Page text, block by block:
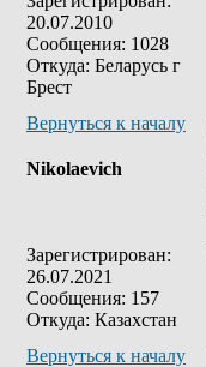
20.07.2010
Сообщения: 1028
Откуда: Беларусь г
Брест
Вернуться к началу
Nikolaevich
Зарегистрирован:
26.07.2021
Сообщения: 157
Откуда: Казахстан
Вернуться к началу